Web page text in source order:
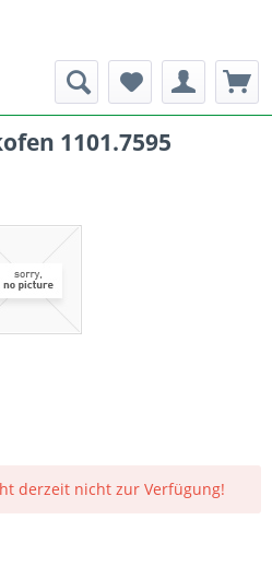
1101.7595
derzeit nicht zur Verfügung!